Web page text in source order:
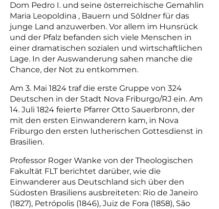
Dom Pedro I. und seine österreichische Gemahlin
Maria Leopoldina , Bauern und Söldner für das
junge Land anzuwerben. Vor allem im Hunsrück
und der Pfalz befanden sich viele Menschen in
einer dramatischen sozialen und wirtschaftlichen
Lage. In der Auswanderung sahen manche die
Chance, der Not zu entkommen.
Am 3. Mai 1824 traf die erste Gruppe von 324
Deutschen in der Stadt Nova Friburgo/RJ ein. Am
14. Juli 1824 feierte Pfarrer Otto Sauerbronn, der
mit den ersten Einwanderern kam, in Nova
Friburgo den ersten lutherischen Gottesdienst in
Brasilien.
Professor Roger Wanke von der Theologischen
Fakultät FLT berichtet darüber, wie die
Einwanderer aus Deutschland sich über den
Südosten Brasiliens ausbreiteten: Rio de Janeiro
(1827), Petrópolis (1846), Juiz de Fora (1858), São